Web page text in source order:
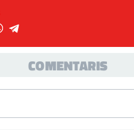
COMENTARIS